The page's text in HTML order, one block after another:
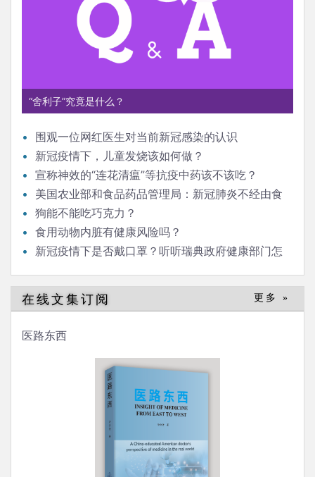
“舍利子”究竟是什么？
围观一位网红医生对当前新冠感染的认识
新冠疫情下，儿童发烧该如何做？
宣称神效的“连花清瘟”等抗疫中药该不该吃？
美国农业部和食品药品管理局：新冠肺炎不经由食
品或食品包装传播
狗能不能吃巧克力？
食用动物内脏有健康风险吗？
新冠疫情下是否戴口罩？听听瑞典政府健康部门怎
在线文集订阅 更多 »
医路东西